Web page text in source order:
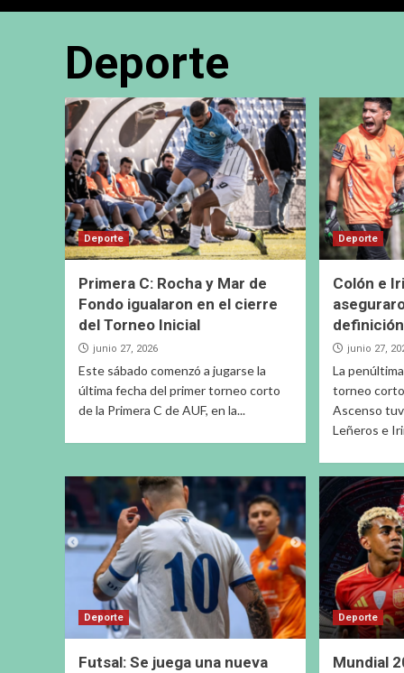
Deporte
Deporte
Primera C: Rocha y Mar de
Fondo igualaron en el cierre
del Torneo Inicial
junio 27, 2026
Este sábado comenzó a jugarse la
última fecha del primer torneo corto
de la Primera C de AUF, en la...
Deporte
Colón e
junio 27,
La
torneo
Ascenso
Leñeros e
Deporte
Futsal: Se juega una nueva
Deporte
Mundial